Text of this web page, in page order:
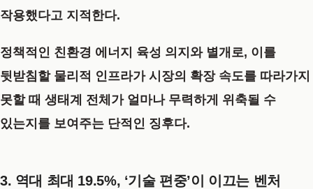
작용했다고 지적한다.
정책적인 친환경 에너지 육성 의지와 별개로, 이를
뒷받침할 물리적 인프라가 시장의 확장 속도를 따라가지
못할 때 생태계 전체가 얼마나 무력하게 위축될 수
있는지를 보여주는 단적인 징후다.
3. 역대 최대 19.5%, ‘기술 편중’이 이끄는 벤처